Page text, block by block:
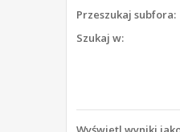
Przeszukaj subfora:
Szukaj w: